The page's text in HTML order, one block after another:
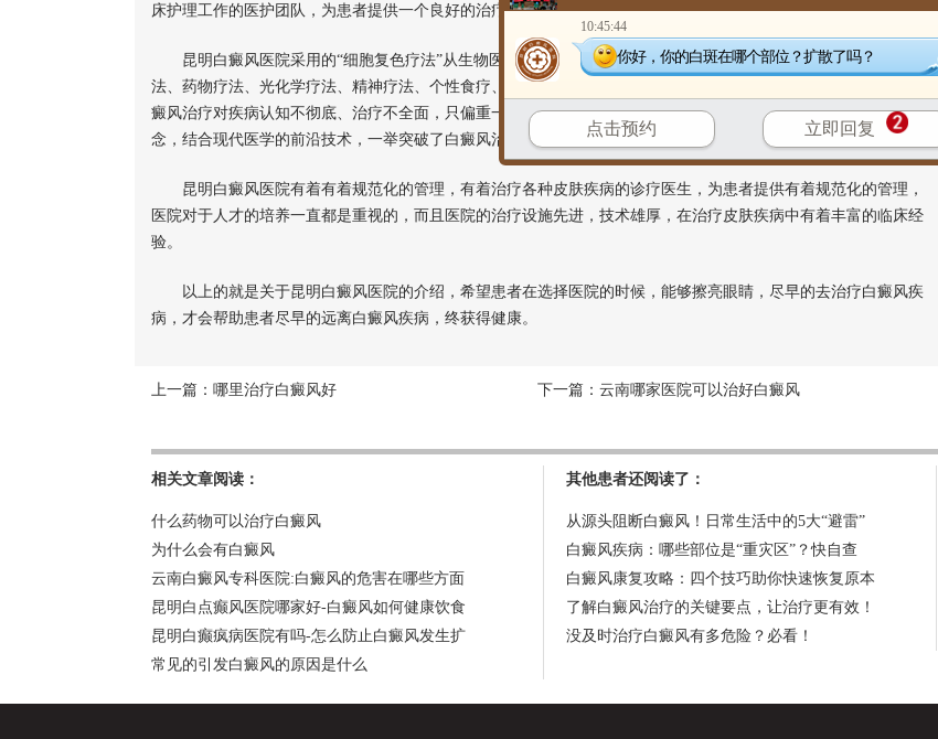
床护理工作的医护团队，为患者提供一个良好的治疗环境。
昆明白癜风医院采用的“细胞复色疗法”从生物医学及细胞治疗解决黑色素缺失的一种治疗技术，包括机体免疫疗
法、药物疗法、光化学疗法、精神疗法、个性食疗、经络工程等科学为一体。“细胞复色疗法”的创立，打破了传统白
癜风治疗对疾病认知不彻底、治疗不全面，只偏重一点、立足不稳的弊端。而细胞复色疗法运用中医核心诊疗理
念，结合现代医学的前沿技术，一举突破了白癜风治疗治标不治本、治后易复发的难关。
昆明白癜风医院有着有着规范化的管理，有着治疗各种皮肤疾病的诊疗医生，为患者提供有着规范化的管理，
医院对于人才的培养一直都是重视的，而且医院的治疗设施先进，技术雄厚，在治疗皮肤疾病中有着丰富的临床经
验。
以上的就是关于昆明白癜风医院的介绍，希望患者在选择医院的时候，能够擦亮眼睛，尽早的去治疗白癜风疾
病，才会帮助患者尽早的远离白癜风疾病，终获得健康。
上一篇： 哪里治疗白癜风好 下一篇： 云南哪家医院可以治好白癜风
相关文章阅读：
什么药物可以治疗白癜风
为什么会有白癜风
云南白癜风专科医院:白癜风的危害在哪些方面
昆明白点癫风医院哪家好-白癜风如何健康饮食
昆明白癫疯病医院有吗-怎么防止白癜风发生扩
常见的引发白癜风的原因是什么
其他患者还阅读了：
从源头阻断白癜风！日常生活中的5大“避雷”
白癜风疾病：哪些部位是“重灾区”？快自查
白癜风康复攻略：四个技巧助你快速恢复原本
了解白癜风治疗的关键要点，让治疗更有效！
没及时治疗白癜风有多危险？必看！
10:45:44
你好，你的白斑在哪个部位？扩散了吗？
点击预约 立即回复